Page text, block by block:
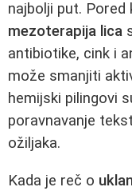
najbolji put.
mezoterapija lica
antibiotike, cink i
može smanjiti
hemijski pilingovi
poravnavanje
ožiljaka.
Kada je reč o